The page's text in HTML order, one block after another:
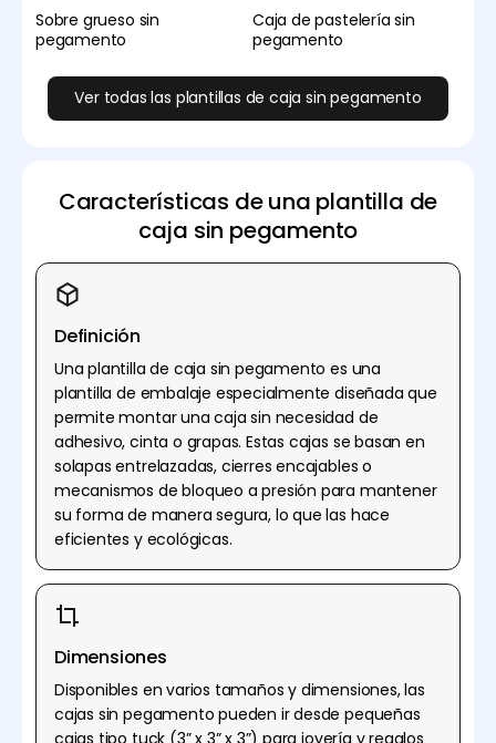
Sobre grueso sin
pegamento
Caja de pastelería sin
pegamento
Ver todas las plantillas de caja sin pegamento
Características de una plantilla de
caja sin pegamento
Definición
Una plantilla de caja sin pegamento es una
plantilla de embalaje especialmente diseñada que
permite montar una caja sin necesidad de
adhesivo, cinta o grapas. Estas cajas se basan en
solapas entrelazadas, cierres encajables o
mecanismos de bloqueo a presión para mantener
su forma de manera segura, lo que las hace
eficientes y ecológicas.
Dimensiones
Disponibles en varios tamaños y dimensiones, las
cajas sin pegamento pueden ir desde pequeñas
cajas tipo tuck (3” x 3” x 3”) para joyería y regalos